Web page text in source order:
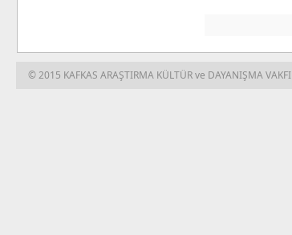
© 2015 KAFKAS ARAŞTIRMA KÜLTÜR ve DAYANIŞMA VAKFI